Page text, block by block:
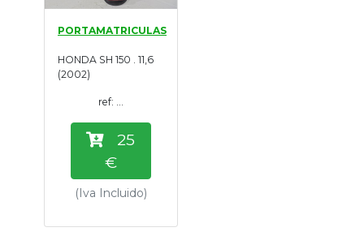
Motores
Usados
Tasaciones
Formulario
Empresa
Contacto
PORTAMATRICULAS
HONDA SH 150 . 11,6
(2002)
ref: ...
25
€
(Iva Incluido)